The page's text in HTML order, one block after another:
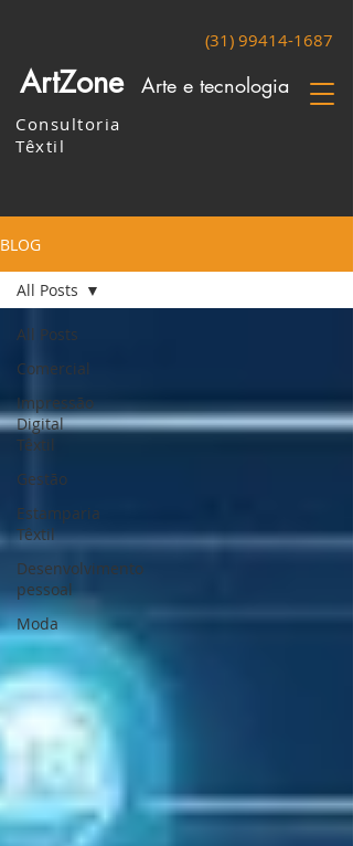
Consultoria
Têxtil
ArtZone Arte e tecnologia
(31) 99414-1687
BLOG
All Posts
Comercial
Impressão
Digital
Têxtil
Gestão
Estamparia
Têxtil
Desenvolvimento
pessoal
Moda
All Posts